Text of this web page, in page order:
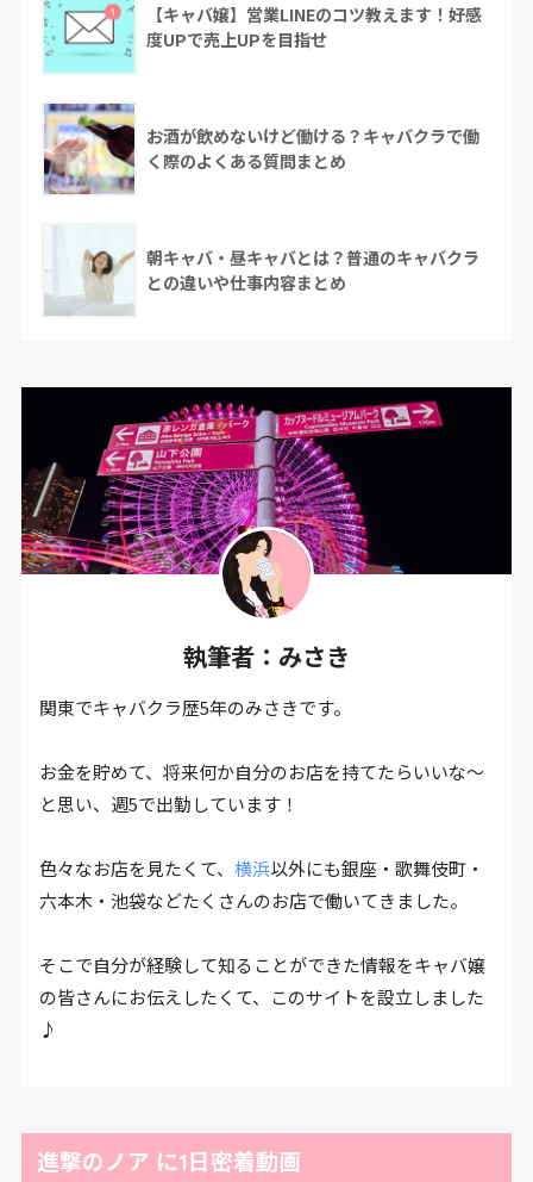
【キャバ嬢】営業LINEのコツ教えます！好感
度UPで売上UPを目指せ
お酒が飲めないけど働ける？キャバクラで働
く際のよくある質問まとめ
朝キャバ・昼キャバとは？普通のキャバクラ
との違いや仕事内容まとめ
執筆者：みさき
関東でキャバクラ歴5年のみさきです。
お金を貯めて、将来何か自分のお店を持てたらいいな～
と思い、週5で出勤しています！
色々なお店を見たくて、 横浜以外にも銀座・歌舞伎町・
六本木・池袋などたくさんのお店で働いてきました。
そこで自分が経験して知ることができた情報をキャバ嬢
の皆さんにお伝えしたくて、このサイトを設立しました
♪
進撃のノア に1日密着動画